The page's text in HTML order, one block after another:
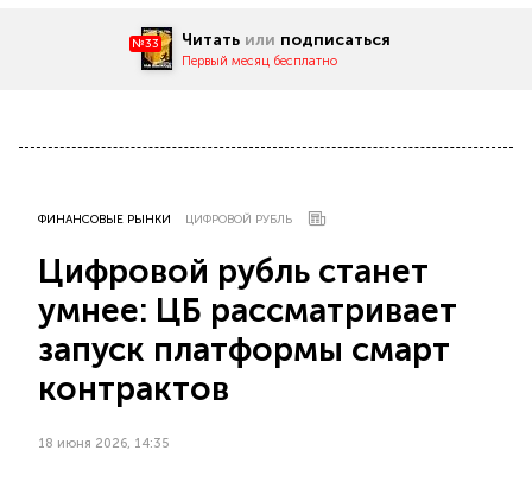
№33 Читать или подписаться
Первый месяц бесплатно
ФИНАНСОВЫЕ РЫНКИ ЦИФРОВОЙ РУБЛЬ
Цифровой рубль станет
умнее: ЦБ рассматривает
запуск платформы смарт
контрактов
18 июня 2026, 14:35